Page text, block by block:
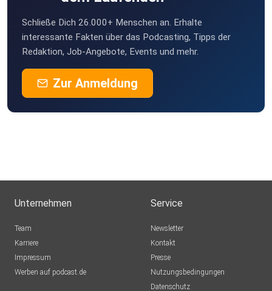
Schließe Dich 26.000+ Menschen an. Erhalte
interessante Fakten über das Podcasting, Tipps der
Redaktion, Job-Angebote, Events und mehr.
Zur Anmeldung
Unternehmen
Team
Karriere
Impressum
Werben auf podcast.de
Service
Newsletter
Kontakt
Presse
Nutzungsbedingungen
Datenschutz